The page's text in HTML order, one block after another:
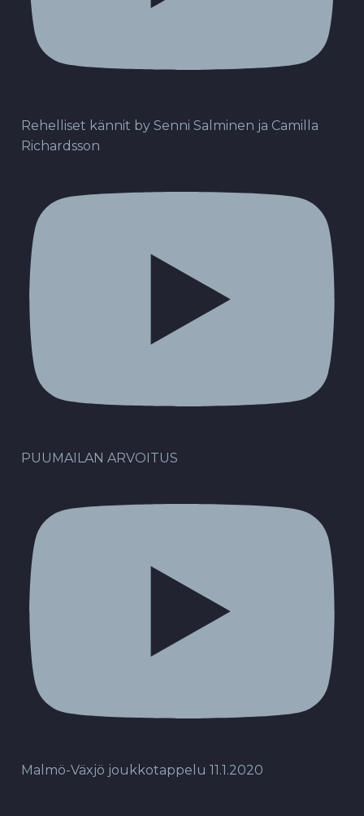
Rehelliset kännit by Senni Salminen ja Camilla
Richardsson
PUUMAILAN ARVOITUS
Malmö-Växjö joukkotappelu 11.1.2020